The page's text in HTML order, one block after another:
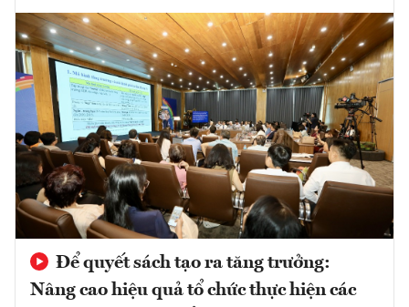
Để quyết sách tạo ra tăng trưởng:
Nâng cao hiệu quả tổ chức thực hiện các